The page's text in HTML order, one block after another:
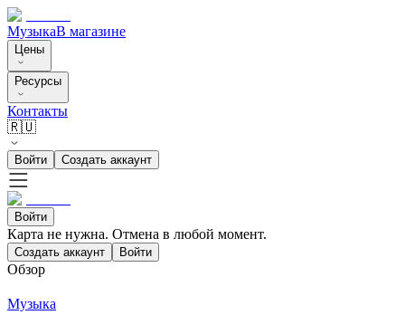
МузыкаВ магазине
Цены
Ресурсы
Контакты
🇷🇺
Войти Создать аккаунт
Войти
Карта не нужна. Отмена в любой момент.
Создать аккаунт Войти
Обзор
Музыка